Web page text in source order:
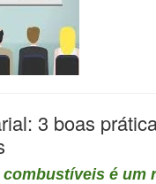
3 boas
é um